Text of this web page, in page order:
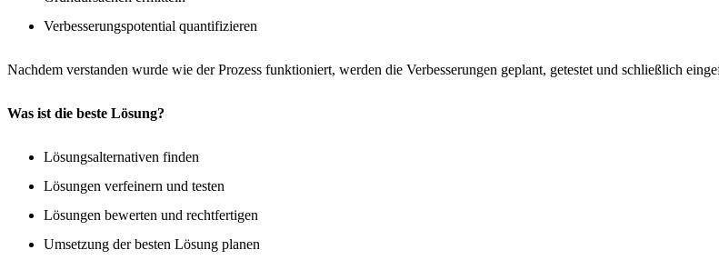
Verbesserungspotential quantifizieren
Nachdem verstanden wurde wie der Prozess funktioniert, werden die Verbesserungen geplant, getestet und schließlich
Was ist die beste Lösung?
Lösungsalternativen finden
Lösungen verfeinern und testen
Lösungen bewerten und rechtfertigen
Umsetzung der besten Lösung planen